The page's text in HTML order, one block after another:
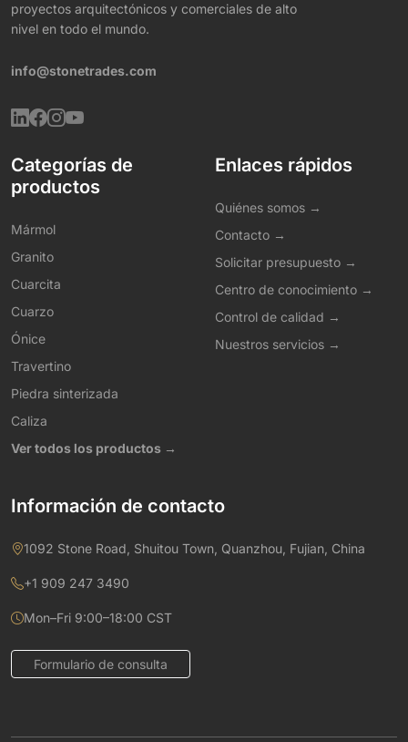
proyectos arquitectónicos y comerciales de alto
nivel en todo el mundo.
info@stonetrades.com
Categorías de
productos
Mármol
Granito
Cuarcita
Cuarzo
Ónice
Travertino
Piedra sinterizada
Caliza
Ver todos los productos →
Enlaces rápidos
Quiénes somos →
Contacto →
Solicitar presupuesto →
Centro de conocimiento →
Control de calidad →
Nuestros servicios →
Información de contacto
1092 Stone Road, Shuitou Town, Quanzhou, Fujian, China
+1 909 247 3490
Mon–Fri 9:00–18:00 CST
Formulario de consulta